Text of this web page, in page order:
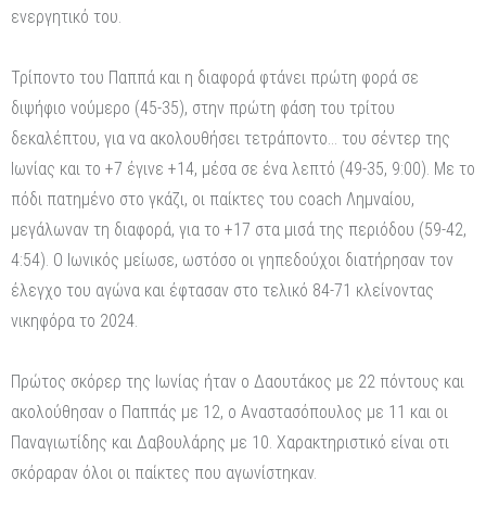
ενεργητικό του.
Τρίποντο του Παππά και η διαφορά φτάνει πρώτη φορά σε
διψήφιο νούμερο (45-35), στην πρώτη φάση του τρίτου
δεκαλέπτου, για να ακολουθήσει τετράποντο… του σέντερ της
Ιωνίας και το +7 έγινε +14, μέσα σε ένα λεπτό (49-35, 9:00). Με το
πόδι πατημένο στο γκάζι, οι παίκτες του coach Λημναίου,
μεγάλωναν τη διαφορά, για το +17 στα μισά της περιόδου (59-42,
4:54). Ο Ιωνικός μείωσε, ωστόσο οι γηπεδούχοι διατήρησαν τον
έλεγχο του αγώνα και έφτασαν στο τελικό 84-71 κλείνοντας
νικηφόρα το 2024.
Πρώτος σκόρερ της Ιωνίας ήταν ο Δαουτάκος με 22 πόντους και
ακολούθησαν ο Παππάς με 12, ο Αναστασόπουλος με 11 και οι
Παναγιωτίδης και Δαβουλάρης με 10. Χαρακτηριστικό είναι οτι
σκόραραν όλοι οι παίκτες που αγωνίστηκαν.